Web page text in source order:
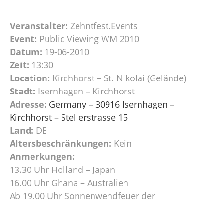
Veranstalter: Zehntfest.Events
Event: Public Viewing WM 2010
Datum: 19-06-2010
Zeit: 13:30
Location: Kirchhorst – St. Nikolai (Gelände)
Stadt: Isernhagen – Kirchhorst
Adresse: Germany – 30916 Isernhagen –
Kirchhorst – Stellerstrasse 15
Land: DE
Altersbeschränkungen: Kein
Anmerkungen:
13.30 Uhr Holland – Japan
16.00 Uhr Ghana – Australien
Ab 19.00 Uhr Sonnenwendfeuer der